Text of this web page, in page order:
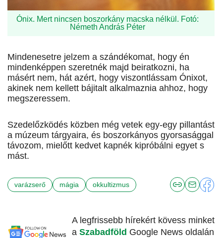
Ónix. Mert nincsen boszorkány macska nélkül. Fotó:
Németh András Péter
Mindenesetre jelzem a szándékomat, hogy én
mindenképpen szeretnék majd beiratkozni, ha
másért nem, hát azért, hogy viszontlássam Ónixot,
akinek nem kellett bájitalt alkalmaznia ahhoz, hogy
megszeressem.
Szedelőzködés közben még vetek egy-egy pillantást
a múzeum tárgyaira, és boszorkányos gyorsasággal
távozom, mielőtt kedvet kapnék kipróbálni egyet s
mást.
varázserő mágia okkultizmus
A legfrissebb hírekért kövess minket
a Szabadföld Google News oldalán